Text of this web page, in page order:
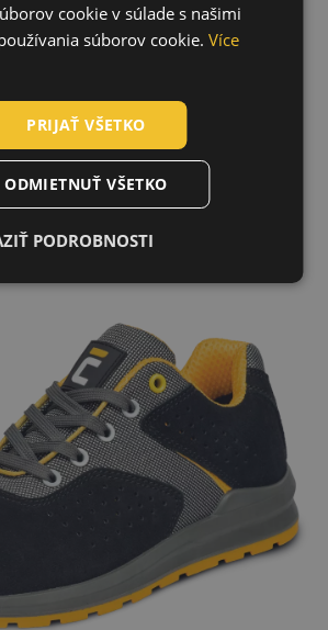
podošva - SR
obuv - A
od 35
ROMANIAN
LATVIAN
SPANISH
cookie v súlade s našimi
súborov cookie. Více
PRIJAŤ VŠETKO
ODMIETNUŤ VŠETKO
PODROBNOSTI